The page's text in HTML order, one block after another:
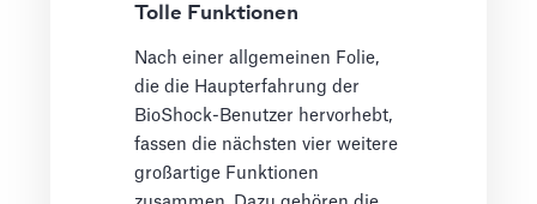
Tolle Funktionen
Nach einer allgemeinen Folie,
die die Haupterfahrung der
BioShock-Benutzer hervorhebt,
fassen die nächsten vier weitere
großartige Funktionen